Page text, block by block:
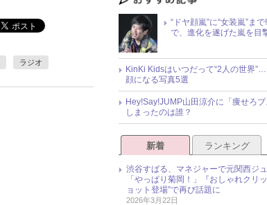
ラジオ
“ドヤ顔嵐”に“女装嵐”ま
で、進化を遂げた嵐を目
KinKi Kidsはいつだって“2人の世界
顔になる写真5選
Hey!Say!JUMP山田涼介に「痩せろ
しまったのは誰？
新着 ランキング
渋谷すばる、マネジャーで元関西ジ
「やっぱり菊岡！」『おしゃれクリ
ョット登場”で再び話題に
2026年3月22日